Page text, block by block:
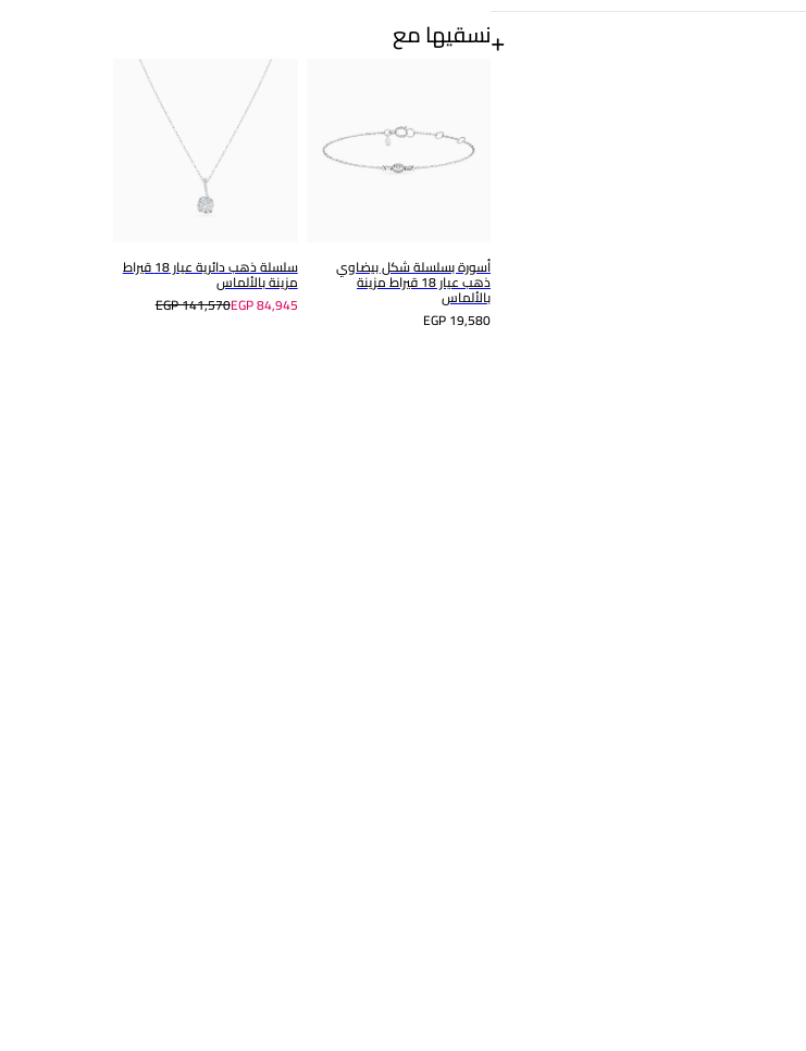
+نسقيها مع
أسورة بسلسلة شكل بيضاوي
ذهب عيار 18 قيراط مزينة
بالألماس
EGP 19,580
سلسلة ذهب دائرية عيار 18 قيراط
مزينة بالألماس
EGP 141,570EGP 84,945